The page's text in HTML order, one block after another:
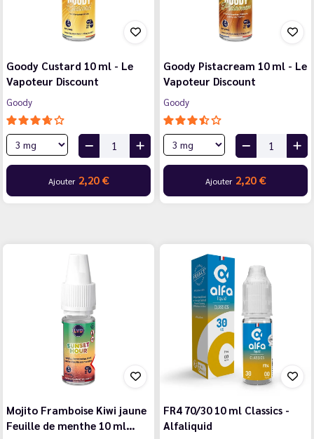
Goody Custard 10 ml - Le
Vapoteur Discount
Goody
Ajouter 2,20 €
Goody Pistacream 10 ml - Le
Vapoteur Discount
Goody
Ajouter 2,20 €
Mojito Framboise Kiwi jaune
Feuille de menthe 10 ml…
FR4 70/30 10 ml Classics -
Alfaliquid